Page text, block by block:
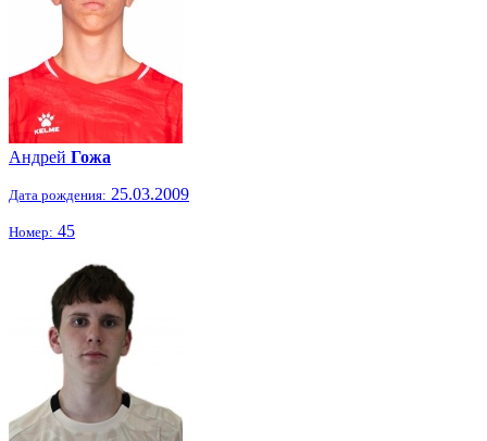
Андрей Гожа
Дата рождения: 25.03.2009
Номер: 45